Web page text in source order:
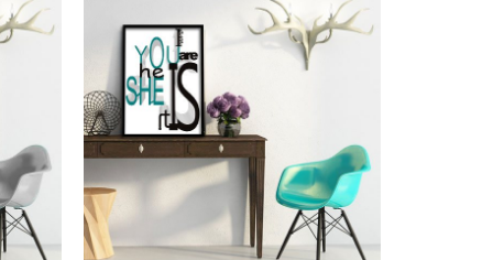
wiele
wariantów.
można
wybrać
stronie
produktu